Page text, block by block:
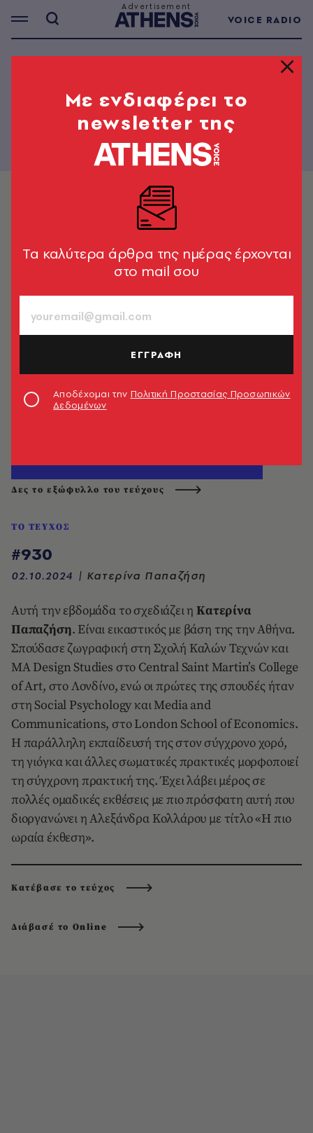
VOICE RADIO
THE PAPER - 930
Δες το εξώφυλλο του τεύχους
ΤΟ ΤΕΥΧΟΣ
#930
02.10.2024 | Κατερίνα Παπαζήση
Aυτή την εβδομάδα το σχεδιάζει ηΚατερίνα
Παπαζήση. Είναι εικαστικός με βάση της την Αθήνα.
Σπούδασε ζωγραφική στη Σχολή Καλών Τεχνών και
MA Design Studies στο Central Saint Martin’s College
of Art, στο Λονδίνο, ενώ οι πρώτες της σπουδές ήταν
στη Social Psychology και Media and
Communications, στο London School of Economics.
Η παράλληλη εκπαίδευσή της στον σύγχρονο χορό,
τη γιόγκα και άλλες σωματικές πρακτικές μορφοποιεί
τη σύγχρονη πρακτική της. Έχει λάβει μέρος σε
πολλές ομαδικές εκθέσεις με πιο πρόσφατη αυτή που
διοργανώνει η Αλεξάνδρα Κολλάρου με τίτλο «Η πιο
ωραία έκθεση».
Κατέβασε το τεύχος
Διάβασέ το Online
Mε ενδιαφέρει το
newsletter της
Tα καλύτερα άρθρα της ημέρας έρχονται
στο mail σου
ΕΓΓΡΑΦΗ
Αποδέχομαι την Πολιτική Προστασίας Προσωπικών
Δεδομένων